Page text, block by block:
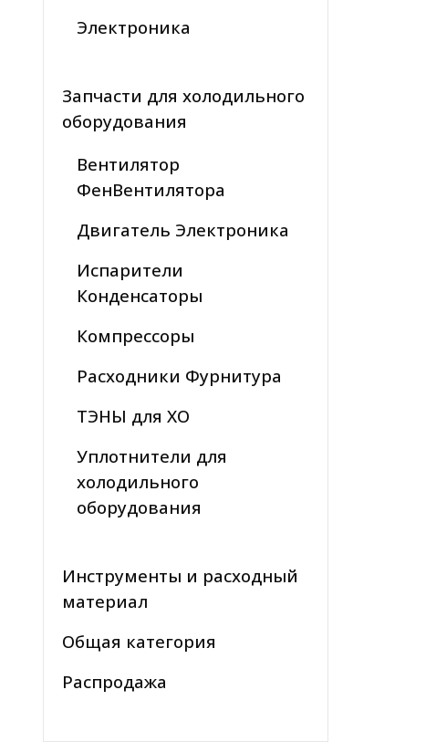
Электроника
Запчасти для холодильного
оборудования
Вентилятор
ФенВентилятора
Двигатель Электроника
Испарители
Конденсаторы
Компрессоры
Расходники Фурнитура
ТЭНЫ для ХО
Уплотнители для
холодильного
оборудования
Инструменты и расходный
материал
Общая категория
Распродажа